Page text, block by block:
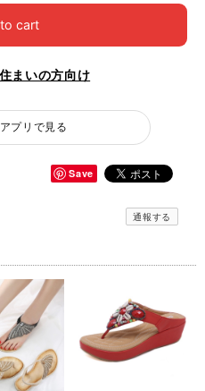
cart
まいの方向け
プリで見る
Save
通報する